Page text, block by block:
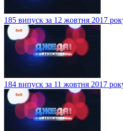
185 випуск за 12 жовтня 2017
184 випуск за 11 жовтня 2017